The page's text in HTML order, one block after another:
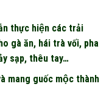
thực hiện các trải
gà ăn, hái trà vối, pha
sạp, thêu tay…
mang guốc mộc thành